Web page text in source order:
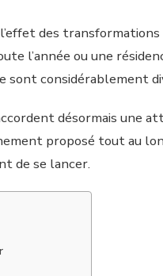
des transformations
l’année ou une
considérablement
désormais une
proposé tout au
de se lancer.